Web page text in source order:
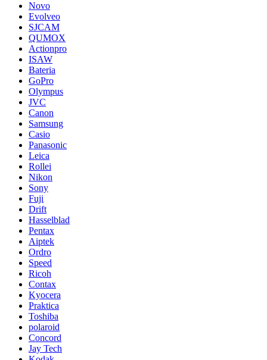
Novo
Evolveo
SJCAM
QUMOX
Actionpro
ISAW
Bateria
GoPro
Olympus
JVC
Canon
Samsung
Casio
Panasonic
Leica
Rollei
Nikon
Sony
Fuji
Drift
Hasselblad
Pentax
Aiptek
Ordro
Speed
Ricoh
Contax
Kyocera
Praktica
Toshiba
polaroid
Concord
Jay Tech